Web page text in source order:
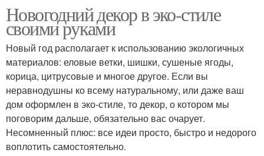
Новогодний декор в эко-стиле
своими руками
Новый год располагает к использованию экологичных
материалов: еловые ветки, шишки, сушеные ягоды,
корица, цитрусовые и многое другое. Если вы
неравнодушны ко всему натуральному, или даже ваш
дом оформлен в эко-стиле, то декор, о котором мы
поговорим дальше, обязательно вас очарует.
Несомненный плюс: все идеи просто, быстро и недорого
воплотить самостоятельно.